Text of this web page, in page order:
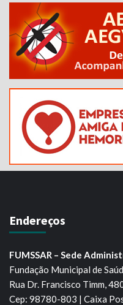
Endereços
FUMSSAR – Sede
Fundação Municipal de
Rua Dr. Francisco Timm,
Cep: 98780-803 | Caixa